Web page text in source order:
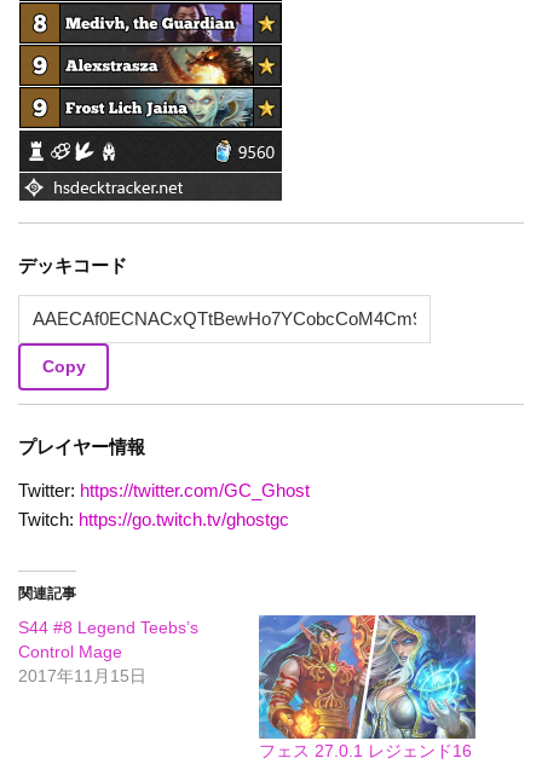
デッキコード
Copy
プレイヤー情報
Twitter: https://twitter.com/GC_Ghost
Twitch: https://go.twitch.tv/ghostgc
関連記事
S44 #8 Legend Teebs‏’s
Control Mage
2017年11月15日
フェス 27.0.1 レジェンド16